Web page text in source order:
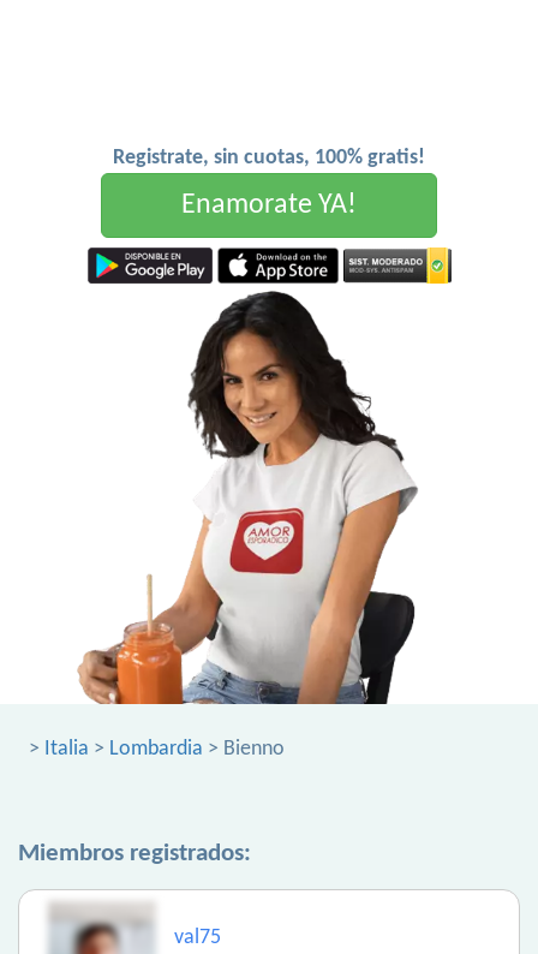
Registrate, sin cuotas, 100% gratis!
Enamorate YA!
> Italia > Lombardia > Bienno
Miembros registrados:
val75